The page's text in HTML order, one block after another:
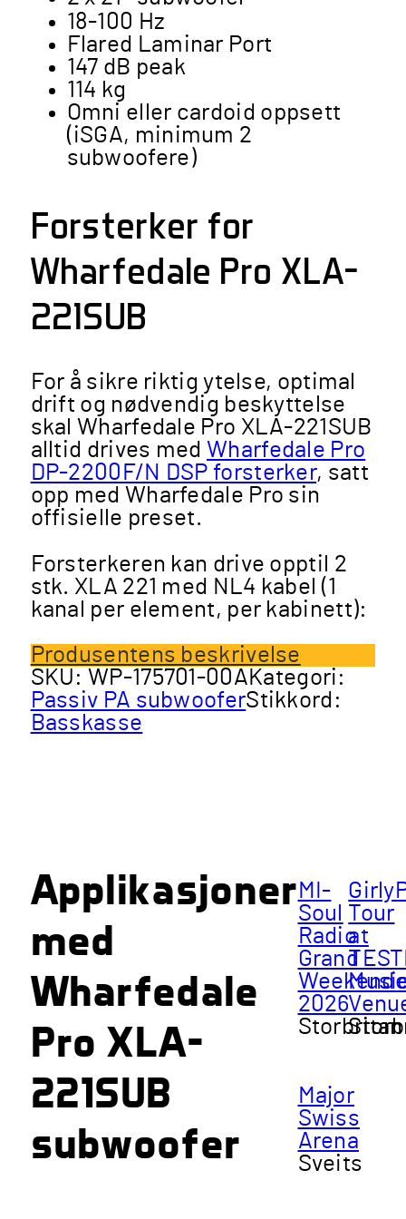
18-100 Hz
Flared Laminar Port
147 dB peak
114 kg
Omni eller cardoid oppsett
(iSGA, minimum 2
subwoofere)
Forsterker for
Wharfedale Pro XLA-
221SUB
For å sikre riktig ytelse, optimal
drift og nødvendig beskyttelse
skal Wharfedale Pro XLA-221SUB
alltid drives med Wharfedale Pro
DP-2200F/N DSP forsterker, satt
opp med Wharfedale Pro sin
offisielle preset.
Forsterkeren kan drive opptil 2
stk. XLA 221 med NL4 kabel (1
kanal per element, per kabinett):
Produsentens beskrivelse
SKU: WP-175701-00A Kategori:
Passiv PA subwooferStikkord:
Basskasse
Applikasjoner
med
Wharfedale
Pro XLA-
221SUB
subwoofer
MI-
Soul
Radio
Grand
2026
Tour
at
Major
Swiss
Arena
Sveits